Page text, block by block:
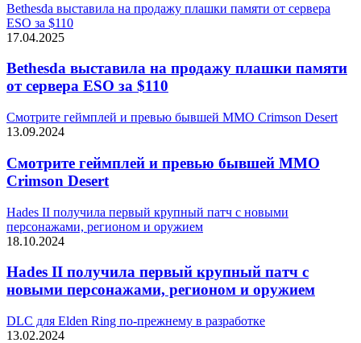
Bethesda выставила на продажу плашки памяти от сервера
ESO за $110
17.04.2025
Bethesda выставила на продажу плашки памяти
от сервера ESO за $110
Смотрите геймплей и превью бывшей MMO Crimson Desert
13.09.2024
Смотрите геймплей и превью бывшей MMO
Crimson Desert
Hades II получила первый крупный патч с новыми
персонажами, регионом и оружием
18.10.2024
Hades II получила первый крупный патч с
новыми персонажами, регионом и оружием
DLC для Elden Ring по-прежнему в разработке
13.02.2024